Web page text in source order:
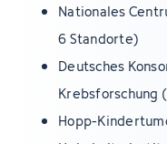
Nationales
6 Standorte)
Deutsches
Krebsforschung
Hopp-